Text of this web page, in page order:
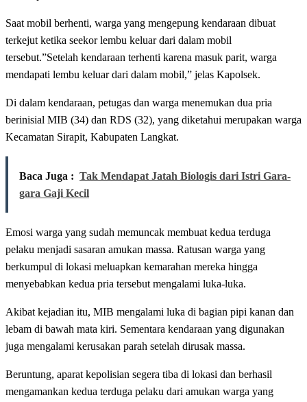
Saat mobil berhenti, warga yang mengepung kendaraan dibuat
terkejut ketika seekor lembu keluar dari dalam mobil
tersebut.”Setelah kendaraan terhenti karena masuk parit, warga
mendapati lembu keluar dari dalam mobil,” jelas Kapolsek.
Di dalam kendaraan, petugas dan warga menemukan dua pria
berinisial MIB (34) dan RDS (32), yang diketahui merupakan warga
Kecamatan Sirapit, Kabupaten Langkat.
Baca Juga : Tak Mendapat Jatah Biologis dari Istri Gara-
gara Gaji Kecil
Emosi warga yang sudah memuncak membuat kedua terduga
pelaku menjadi sasaran amukan massa. Ratusan warga yang
berkumpul di lokasi meluapkan kemarahan mereka hingga
menyebabkan kedua pria tersebut mengalami luka-luka.
Akibat kejadian itu, MIB mengalami luka di bagian pipi kanan dan
lebam di bawah mata kiri. Sementara kendaraan yang digunakan
juga mengalami kerusakan parah setelah dirusak massa.
Beruntung, aparat kepolisian segera tiba di lokasi dan berhasil
mengamankan kedua terduga pelaku dari amukan warga yang